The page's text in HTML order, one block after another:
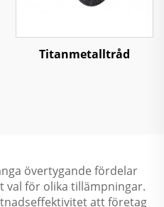
Titanmetalltråd
övertygande fördelar
för olika tillämpningar.
att företag